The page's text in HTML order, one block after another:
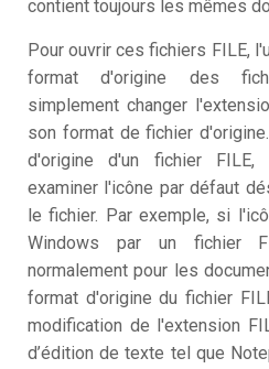
contient toujours les mêmes
Pour ouvrir ces fichiers FILE,
format d'origine des
simplement changer
son format de fichier
d'origine d'un fichier
examiner l'icône par défaut
le fichier. Par exemple, si
Windows par un fichier
normalement pour les
format d'origine du fichier
modification de l'extension
d’édition de texte tel que